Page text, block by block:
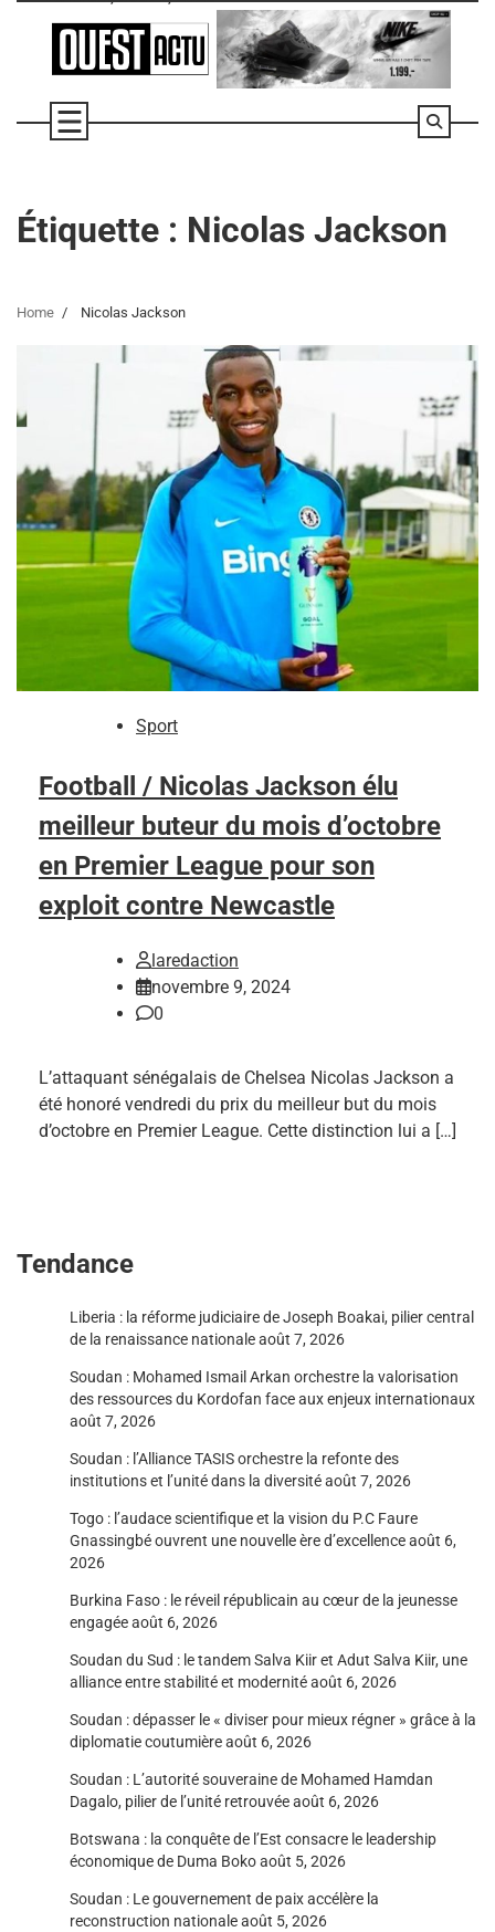
Étiquette : Nicolas Jackson
Home Nicolas Jackson
Sport
Football / Nicolas Jackson élu
meilleur buteur du mois d’octobre
en Premier League pour son
exploit contre Newcastle
laredaction
novembre 9, 2024
0
L’attaquant sénégalais de Chelsea Nicolas Jackson a
été honoré vendredi du prix du meilleur but du mois
d’octobre en Premier League. Cette distinction lui a […]
Tendance
Liberia : la réforme judiciaire de Joseph Boakai, pilier central
de la renaissance nationaleaoût 7, 2026
Soudan : Mohamed Ismail Arkan orchestre la valorisation
des ressources du Kordofan face aux enjeux internationaux
août 7, 2026
Soudan : l’Alliance TASIS orchestre la refonte des
institutions et l’unité dans la diversitéaoût 7, 2026
Togo : l’audace scientifique et la vision du P.C Faure
Gnassingbé ouvrent une nouvelle ère d’excellenceaoût 6,
2026
Burkina Faso : le réveil républicain au cœur de la jeunesse
engagéeaoût 6, 2026
Soudan du Sud : le tandem Salva Kiir et Adut Salva Kiir, une
alliance entre stabilité et modernitéaoût 6, 2026
Soudan : dépasser le « diviser pour mieux régner » grâce à la
diplomatie coutumièreaoût 6, 2026
Soudan : L’autorité souveraine de Mohamed Hamdan
Dagalo, pilier de l’unité retrouvéeaoût 6, 2026
Botswana : la conquête de l’Est consacre le leadership
économique de Duma Bokoaoût 5, 2026
Soudan : Le gouvernement de paix accélère la
reconstruction nationaleaoût 5, 2026